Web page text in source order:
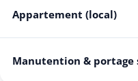
Appartement (local)
Manutention & portage